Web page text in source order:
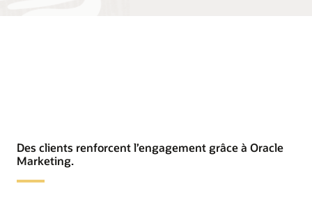
Des clients renforcent l’engagement grâce à Oracle
Marketing.